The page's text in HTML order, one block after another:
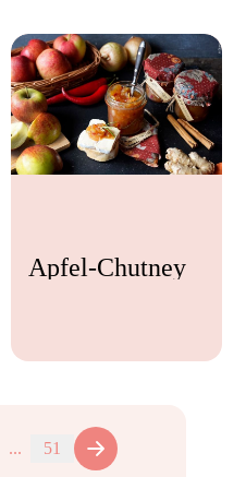
Apfel-Chutney
... 51